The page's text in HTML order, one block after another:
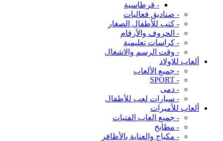
- قرطاسية
- صناديق فعاليات
- كتب للأطفال الصغار
- الحروف والأرقام
- كراسات تعليمية
- وقت الرسم والاشغال
ألعاب للاولاد
- جميع الألعاب
- SPORT
- دمى
- سيارات لعب للأطفال
ألعاب للأميرات
- جميع العاب الفتيات
- مطابخ
- مكياج والعناية بالأظافر